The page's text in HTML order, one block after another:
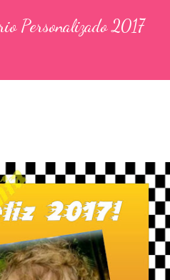
Personalizado 2017